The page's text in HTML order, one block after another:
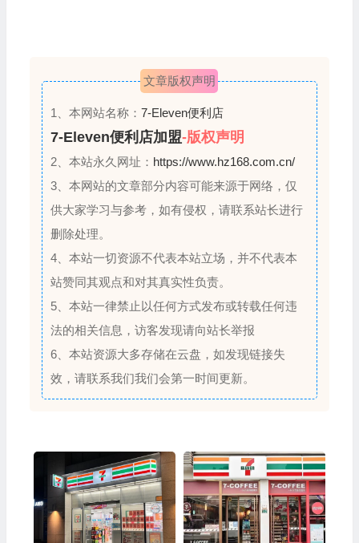
文章版权声明
1、本网站名称： 7-Eleven便利店
7-Eleven便利店加盟-版权声明
2、本站永久网址： https://www.hz168.com.cn/
3、本网站的文章部分内容可能来源于网络，仅
供大家学习与参考，如有侵权，请联系站长进行
删除处理。
4、本站一切资源不代表本站立场，并不代表本
站赞同其观点和对其真实性负责。
5、本站一律禁止以任何方式发布或转载任何违
法的相关信息，访客发现请向站长举报
6、本站资源大多存储在云盘，如发现链接失
效，请联系我们我们会第一时间更新。